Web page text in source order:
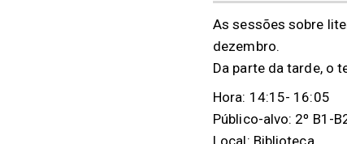
As sessões sobre
dezembro.
Da parte da tarde, o
Hora: 14:15- 16:05
Público-alvo: 2º B1-
Local: Biblioteca